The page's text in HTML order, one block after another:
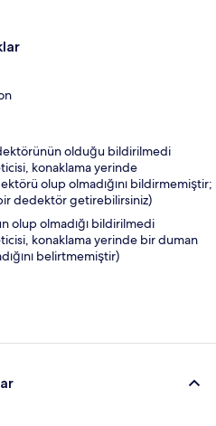
olduğu bildirilmedi
konaklama yerinde
olup olmadığını bildirmemiştir;
bir dedektör getirebilirsiniz)
olup olmadığı bildirilmedi
konaklama yerinde bir duman
belirtmemiştir)